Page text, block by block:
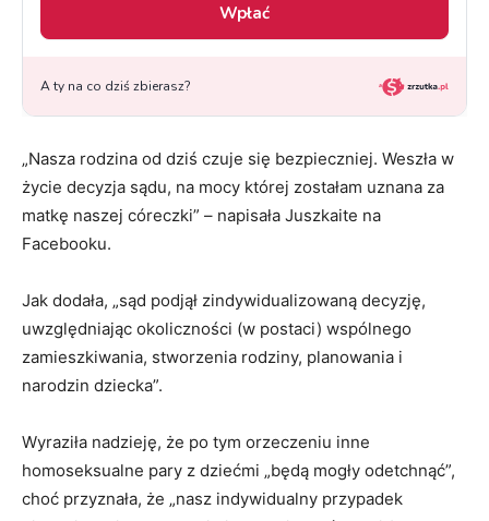
„Nasza rodzina od dziś czuje się bezpieczniej. Weszła w
życie decyzja sądu, na mocy której zostałam uznana za
matkę naszej córeczki” – napisała Juszkaite na
Facebooku.
Jak dodała, „sąd podjął zindywidualizowaną decyzję,
uwzględniając okoliczności (w postaci) wspólnego
zamieszkiwania, stworzenia rodziny, planowania i
narodzin dziecka”.
Wyraziła nadzieję, że po tym orzeczeniu inne
homoseksualne pary z dziećmi „będą mogły odetchnąć”,
choć przyznała, że „nasz indywidualny przypadek